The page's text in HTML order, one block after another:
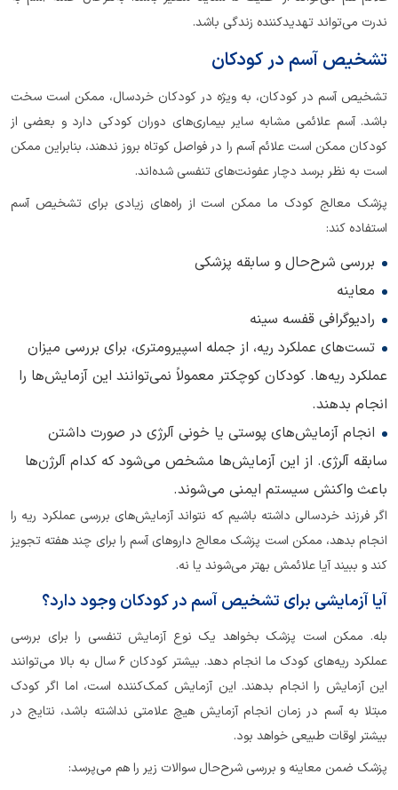
ندرت می‌تواند تهدید‌کننده زندگی باشد.
تشخیص آسم در کودکان
تشخیص آسم در کودکان، به ویژه در کودکان خردسال، ممکن است سخت
باشد. آسم علائمی مشابه سایر بیماری‌های دوران کودکی دارد و بعضی از
کودکان ممکن است علائم آسم را در فواصل کوتاه بروز ندهند، بنابراین ممکن
است به نظر برسد دچار عفونت‌های تنفسی شده‌اند.
پزشک معالج کودک ما ممکن است از راه‌های زیادی برای تشخیص آسم
استفاده کند:
بررسی شرح‌حال و سابقه پزشکی
معاینه
رادیوگرافی قفسه سینه
تست‌های عملکرد ریه، از جمله اسپیرومتری، برای بررسی میزان
عملکرد ریه‌ها. کودکان کوچکتر معمولاً نمی‌توانند این آزمایش‌ها را
انجام بدهند.
انجام آزمایش‌های پوستی یا خونی آلرژی در صورت داشتن
سابقه آلرژی. از این آزمایش‌ها مشخص می‌شود که کدام آلرژن‌ها
باعث واکنش سیستم ایمنی می‌شوند.
اگر فرزند خردسالی داشته باشیم که نتواند آزمایش‌های بررسی عملکرد ریه را
انجام بدهد، ممکن است پزشک معالج داروهای آسم را برای چند هفته تجویز
کند و ببیند آیا علائمش بهتر می‌شوند یا نه.
آیا آزمایشی برای تشخیص آسم در کودکان وجود دارد؟
بله. ممکن است پزشک بخواهد یک نوع آزمایش تنفسی را برای بررسی
عملکرد ریه‌های کودک ما انجام دهد. بیشتر کودکان 6 سال به بالا می‌توانند
این آزمایش را انجام بدهند. این آزمایش کمک‌کننده است، اما اگر کودک
مبتلا به آسم در زمان انجام آزمایش هیچ علامتی نداشته باشد، نتایج در
بیشتر اوقات طبیعی خواهد بود.
پزشک ضمن معاینه و بررسی شرح‌حال سوالات زیر را هم می‌پرسد: